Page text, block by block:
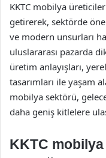
KKTC mobilya
getirerek, sektörde
ve modern unsurları
uluslararası pazarda
üretim anlayışları,
tasarımları ile yaşam
mobilya sektörü,
daha geniş kitlelere
KKTC